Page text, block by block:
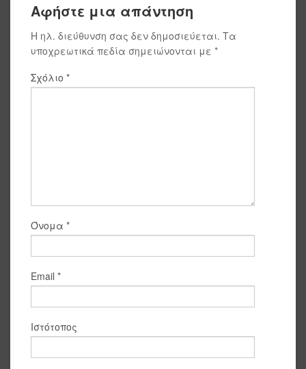
Αφήστε μια απάντηση
Η ηλ. διεύθυνση σας δεν δημοσιεύεται. Τα
υποχρεωτικά πεδία σημειώνονται με *
Σχόλιο *
Όνομα *
Email *
Ιστότοπος